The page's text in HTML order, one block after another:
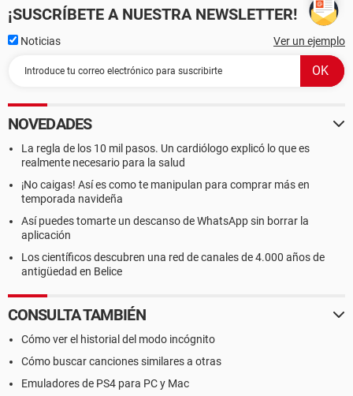
¡SUSCRÍBETE A NUESTRA NEWSLETTER!
Noticias Ver un ejemplo
NOVEDADES
La regla de los 10 mil pasos. Un cardiólogo explicó lo que es
realmente necesario para la salud
¡No caigas! Así es como te manipulan para comprar más en
temporada navideña
Así puedes tomarte un descanso de WhatsApp sin borrar la
aplicación
Los científicos descubren una red de canales de 4.000 años de
antigüedad en Belice
CONSULTA TAMBIÉN
Cómo ver el historial del modo incógnito
Cómo buscar canciones similares a otras
Emuladores de PS4 para PC y Mac